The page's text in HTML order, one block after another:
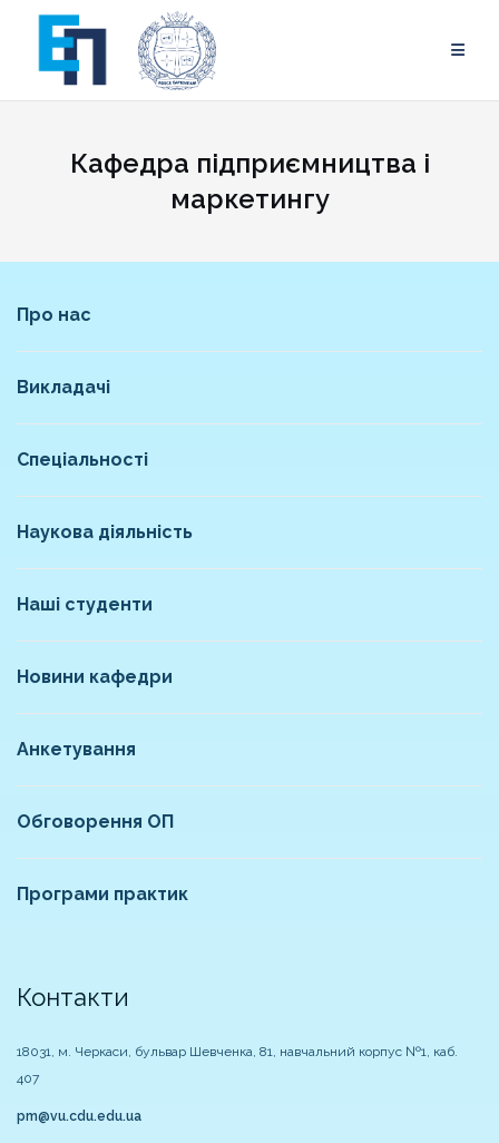
content
Кафедра підприємництва і
маркетингу
Про нас
Викладачі
Спеціальності
Наукова діяльність
Наші студенти
Новини кафедри
Анкетування
Обговорення ОП
Програми практик
Контакти
18031, м. Черкаси, бульвар Шевченка, 81, навчальний корпус №1, каб.
407
pm@vu.cdu.edu.ua